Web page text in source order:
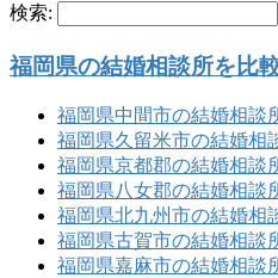
検索:
福岡県の結婚相談所を比
福岡県中間市の結婚相談
福岡県久留米市の結婚相
福岡県京都郡の結婚相談
福岡県八女郡の結婚相談
福岡県北九州市の結婚相
福岡県古賀市の結婚相談
福岡県嘉麻市の結婚相談